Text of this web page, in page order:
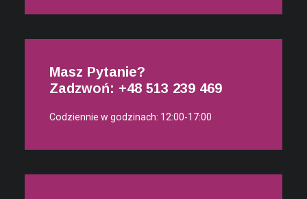
Masz Pytanie?
Zadzwoń: +48 513 239 469
Codziennie w godzinach: 12:00-17:00